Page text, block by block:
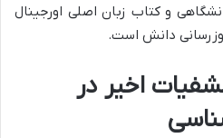
و کتاب زبان اصلی اورجینال
دانش است.
اخیر در